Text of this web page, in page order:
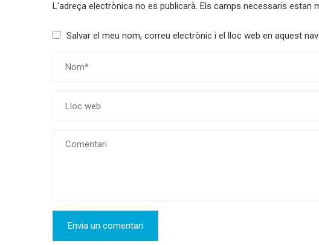
L'adreça electrònica no es publicarà. Els camps necessaris estan
Salvar el meu nom, correu electrònic i el lloc web en aquest